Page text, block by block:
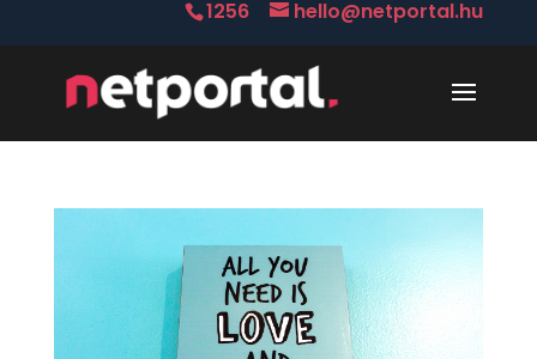
1256 hello@netportal.hu